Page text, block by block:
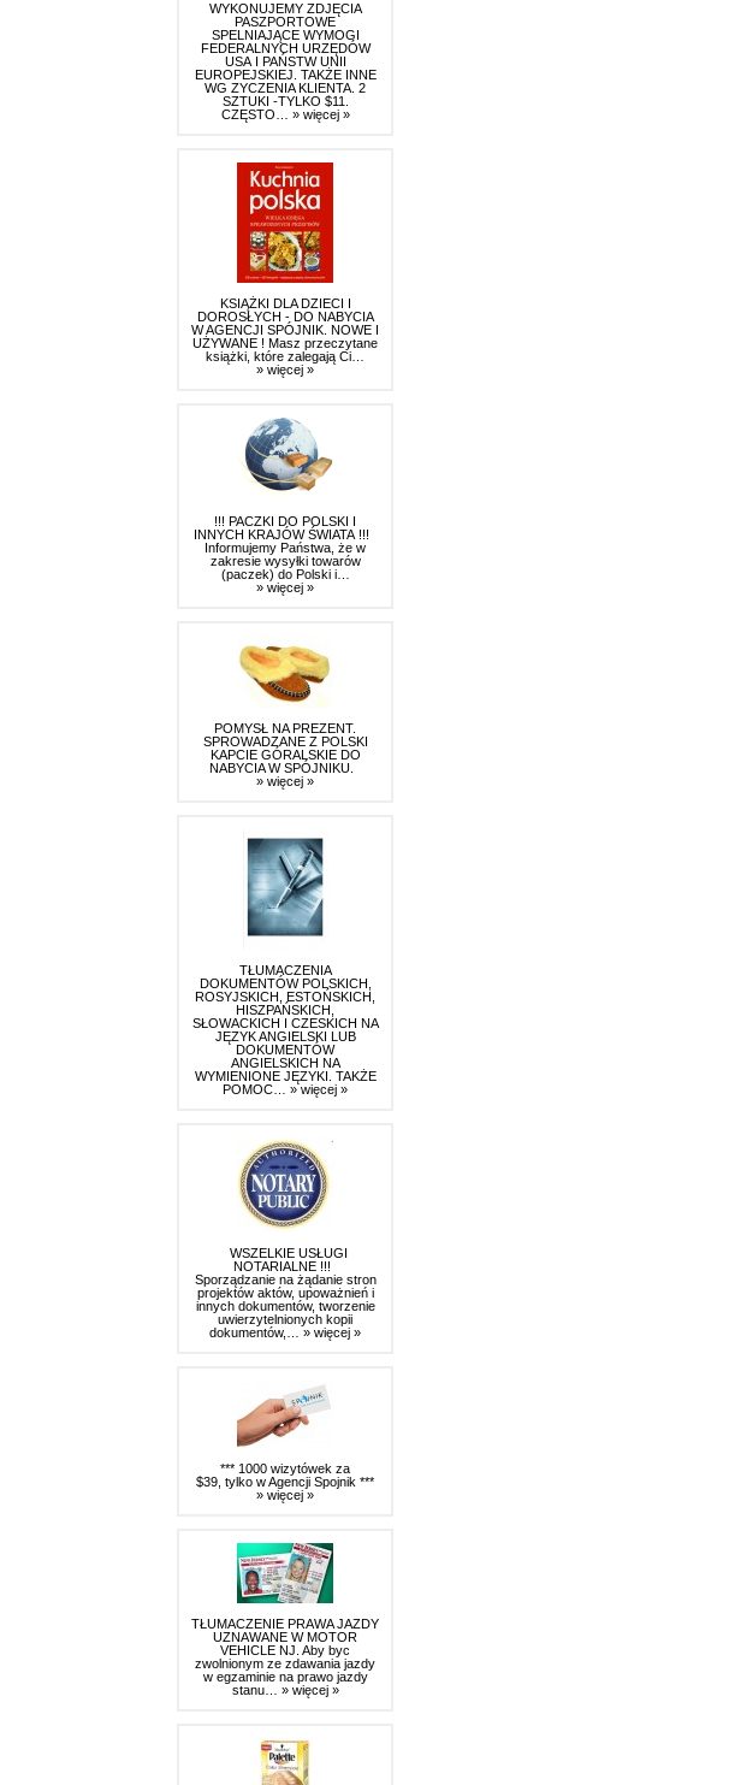
WYKONUJEMY ZDJĘCIA
PASZPORTOWE
SPELNIAJĄCE WYMOGI
FEDERALNYCH URZĘDÓW
USA I PAŃSTW UNII
EUROPEJSKIEJ. TAKŻE INNE
WG ZYCZENIA KLIENTA. 2
SZTUKI -TYLKO $11.
CZĘSTO… » więcej »
KSIĄŻKI DLA DZIECI I
DOROSŁYCH - DO NABYCIA
W AGENCJI SPÓJNIK. NOWE I
UŻYWANE ! Masz przeczytane
książki, które zalegają Ci…
» więcej »
!!! PACZKI DO POLSKI I
INNYCH KRAJÓW ŚWIATA !!!
Informujemy Państwa, że w
zakresie wysyłki towarów
(paczek) do Polski i…
» więcej »
POMYSŁ NA PREZENT.
SPROWADZANE Z POLSKI
KAPCIE GÓRALSKIE DO
NABYCIA W SPÓJNIKU.
» więcej »
TŁUMACZENIA
DOKUMENTÓW POLSKICH,
ROSYJSKICH, ESTOŃSKICH,
HISZPAŃSKICH,
SŁOWACKICH I CZESKICH NA
JĘZYK ANGIELSKI LUB
DOKUMENTÓW
ANGIELSKICH NA
WYMIENIONE JĘZYKI. TAKŻE
POMOC… » więcej »
WSZELKIE USŁUGI
NOTARIALNE !!!
Sporządzanie na żądanie stron
projektów aktów, upoważnień i
innych dokumentów, tworzenie
uwierzytelnionych kopii
dokumentów,… » więcej »
*** 1000 wizytówek za
$39, tylko w Agencji Spojnik ***
» więcej »
TŁUMACZENIE PRAWA JAZDY
UZNAWANE W MOTOR
VEHICLE NJ. Aby byc
zwolnionym ze zdawania jazdy
w egzaminie na prawo jazdy
stanu… » więcej »